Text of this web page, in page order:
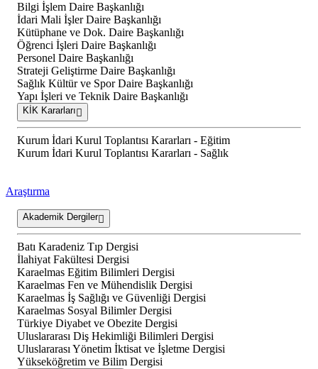
Bilgi İşlem Daire Başkanlığı
İdari Mali İşler Daire Başkanlığı
Kütüphane ve Dok. Daire Başkanlığı
Öğrenci İşleri Daire Başkanlığı
Personel Daire Başkanlığı
Strateji Geliştirme Daire Başkanlığı
Sağlık Kültür ve Spor Daire Başkanlığı
Yapı İşleri ve Teknik Daire Başkanlığı
KİK Kararları
Kurum İdari Kurul Toplantısı Kararları - Eğitim
Kurum İdari Kurul Toplantısı Kararları - Sağlık
Araştırma
Akademik Dergiler
Batı Karadeniz Tıp Dergisi
İlahiyat Fakültesi Dergisi
Karaelmas Eğitim Bilimleri Dergisi
Karaelmas Fen ve Mühendislik Dergisi
Karaelmas İş Sağlığı ve Güvenliği Dergisi
Karaelmas Sosyal Bilimler Dergisi
Türkiye Diyabet ve Obezite Dergisi
Uluslararası Diş Hekimliği Bilimleri Dergisi
Uluslararası Yönetim İktisat ve İşletme Dergisi
Yükseköğretim ve Bilim Dergisi